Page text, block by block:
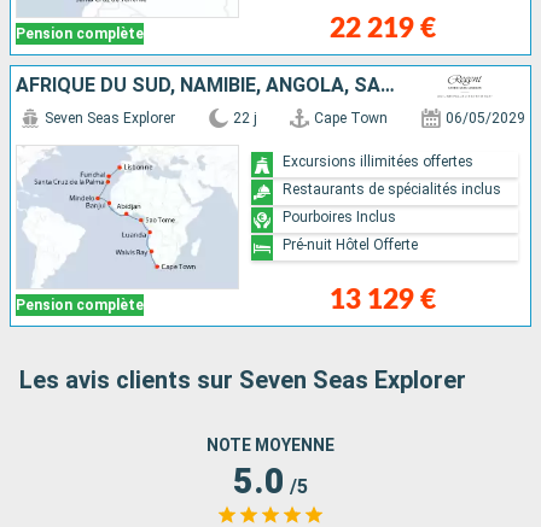
Pension complète 22 219 €
AFRIQUE DU SUD, NAMIBIE, ANGOLA, SAO TOMÉ ET PRINCIPE, CÔTE D'IVOIRE, ROYAUME-UNI, CAP-VERT, MAJORQUE, PORTUGAL
Pension complète
Seven Seas Explorer 22 j Cape Town 06/05/2029
13 129 €
Excursions illimitées offertes
Restaurants de spécialités inclus
Pourboires Inclus
Pré-nuit Hôtel Offerte
Les avis clients sur Seven Seas Explorer
NOTE MOYENNE
5.0 /5